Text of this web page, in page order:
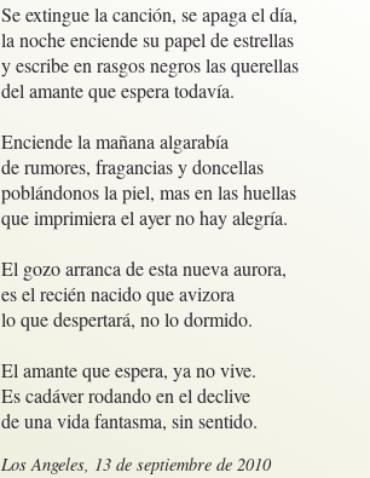
Se extingue la canción, se apaga el día,
la noche enciende su papel de estrellas
y escribe en rasgos negros las querellas
del amante que espera todavía.
Enciende la mañana algarabía
de rumores, fragancias y doncellas
poblándonos la piel, mas en las huellas
que imprimiera el ayer no hay alegría.
El gozo arranca de esta nueva aurora,
es el recién nacido que avizora
lo que despertará, no lo dormido.
El amante que espera, ya no vive.
Es cadáver rodando en el declive
de una vida fantasma, sin sentido.
Los Angeles, 13 de septiembre de 2010